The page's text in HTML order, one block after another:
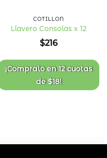
de
deseos
COTILLÓN
Llavero Consolas x 12
$216
¡Compralo en12 cuotas
de$18!